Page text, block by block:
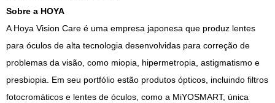
Sobre a HOYA
A Hoya Vision Care é uma empresa japonesa que produz lentes
para óculos de alta tecnologia desenvolvidas para correção de
problemas da visão, como miopia, hipermetropia, astigmatismo e
presbiopia. Em seu portfólio estão produtos ópticos, incluindo filtros
fotocromáticos e lentes de óculos, como a MiYOSMART, única